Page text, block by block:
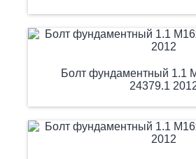
Болт фундаментный 1.1
24379.1